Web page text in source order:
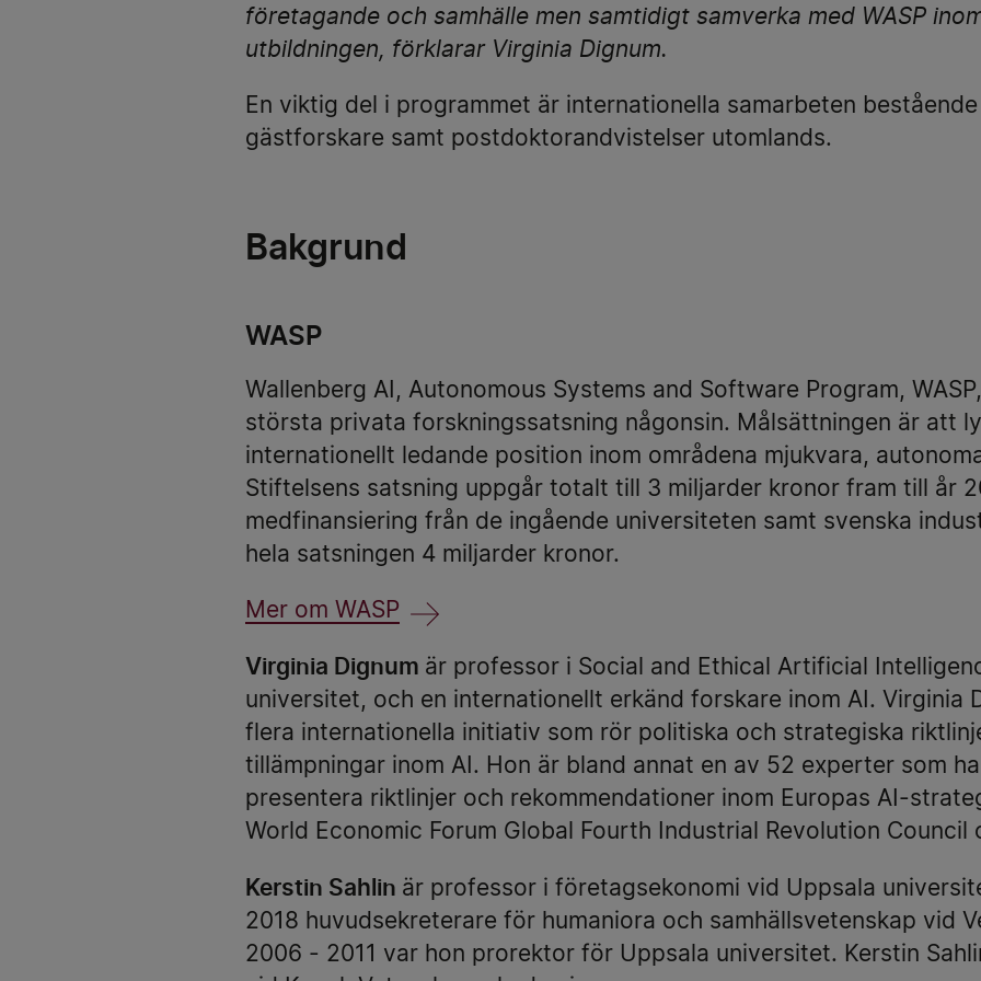
företagande och samhälle men samtidigt samverka med WASP
utbildningen, förklarar Virginia Dignum.
En viktig del i programmet är internationella samarbeten
gästforskare samt postdoktorandvistelser utomlands.
Bakgrund
WASP
Wallenberg AI, Autonomous Systems and Software Program,
största privata forskningssatsning någonsin. Målsättningen är att
internationellt ledande position inom områdena mjukvara,
Stiftelsens satsning uppgår totalt till 3 miljarder kronor fram till år
medfinansiering från de ingående universiteten samt svenska
hela satsningen 4 miljarder kronor.
Mer om WASP
Virginia Dignum är professor i Social and Ethical Artificial
universitet, och en internationellt erkänd forskare inom AI. Virginia
flera internationella initiativ som rör politiska och strategiska
tillämpningar inom AI. Hon är bland annat en av 52 experter som
presentera riktlinjer och rekommendationer inom Europas AI-
World Economic Forum Global Fourth Industrial Revolution Council
Kerstin Sahlin är professor i företagsekonomi vid Uppsala
2018 huvudsekreterare för humaniora och samhällsvetenskap vid
2006 - 2011 var hon prorektor för Uppsala universitet. Kerstin